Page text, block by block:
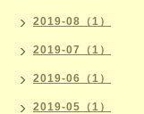
2019-08（1）
2019-07（1）
2019-06（1）
2019-05（1）